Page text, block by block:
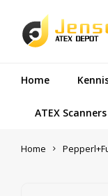
Home
ATEX Scanners
Home